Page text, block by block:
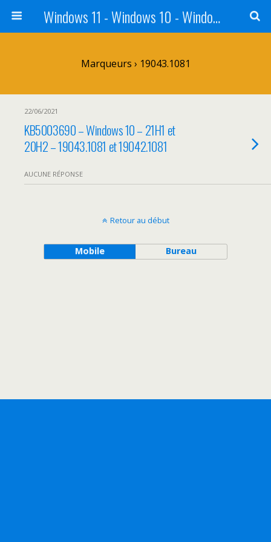
Windows 11 - Windows 10 - Windows 8 - Windows 7 - VISTA
Marqueurs › 19043.1081
22/06/2021
KB5003690 – Windows 10 – 21H1 et
20H2 – 19043.1081 et 19042.1081
AUCUNE RÉPONSE
Retour au début
Mobile Bureau